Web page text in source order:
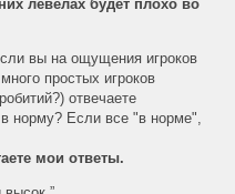
левелах будет плохо во
вы на ощущения игроков
простых игроков
отвечаете
норму? Если все "в норме",
мои ответы.